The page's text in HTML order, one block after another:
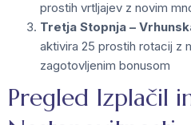
prostih vrtljajev z novim
Tretja Stopnja –
aktivira 25 prostih rotacij z
zagotovljenim bonusom
Pregled Izplačil